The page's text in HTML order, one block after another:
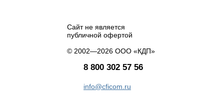
Сайт не является
публичной офертой
© 2002—2026 ООО «КДП»
8 800 302 57 56
info@cficom.ru